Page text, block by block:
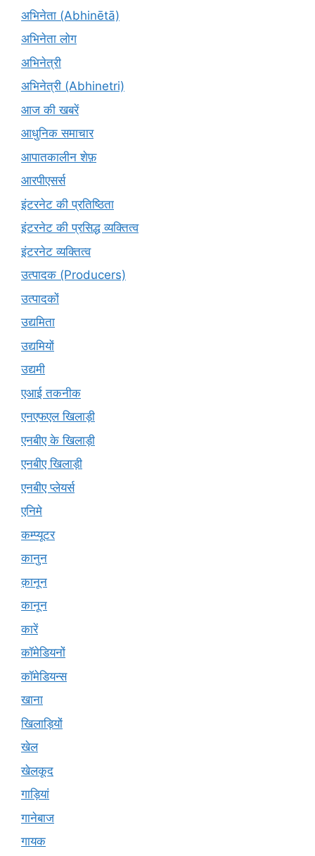
अभिनेता (Abhinētā)
अभिनेता लोग
अभिनेत्री
अभिनेत्री (Abhinetri)
आज की खबरें
आधुनिक समाचार
आपातकालीन शेफ़
आरपीएसर्स
इंटरनेट की प्रतिष्ठिता
इंटरनेट की प्रसिद्ध व्यक्तित्व
इंटरनेट व्यक्तित्व
उत्पादक (Producers)
उत्पादकों
उद्यमिता
उद्यमियों
उद्यमी
एआई तकनीक
एनएफएल खिलाड़ी
एनबीए के खिलाड़ी
एनबीए खिलाड़ी
एनबीए प्लेयर्स
एनिमे
कम्प्यूटर
कानुन
क़ानून
कानून
कारें
कॉमेडियनों
कॉमेडियन्स
खाना
खिलाड़ियों
खेल
खेलकूद
गाड़ियां
गानेबाज
गायक